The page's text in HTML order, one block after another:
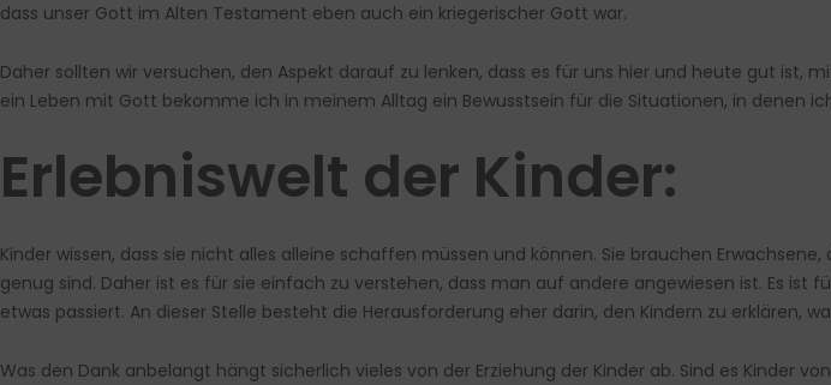
dass unser Gott im Alten Testament eben auch ein kriegerischer Gott war.
Daher sollten wir versuchen, den Aspekt darauf zu lenken, dass es für uns hier und heute gut ist,
ein Leben mit Gott bekomme ich in meinem Alltag ein Bewusstsein für die Situationen, in denen
Erlebniswelt der Kinder:
Kinder wissen, dass sie nicht alles alleine schaffen müssen und können. Sie brauchen
genug sind. Daher ist es für sie einfach zu verstehen, dass man auf andere angewiesen ist. Es
etwas passiert. An dieser Stelle besteht die Herausforderung eher darin, den Kindern zu erklären,
Was den Dank anbelangt hängt sicherlich vieles von der Erziehung der Kinder ab. Sind es Kinder